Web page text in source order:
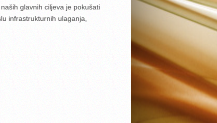
glavnih ciljeva je pokušati
infrastrukturnih ulaganja,